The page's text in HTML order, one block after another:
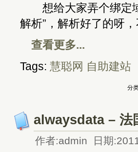
想给大家弄个绑定域
解析”，解析好了的呀
查看更多...
Tags: 慧聪网 自助建站
分
alwaysdata – 法
作者:admin 日期